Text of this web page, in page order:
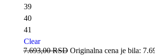
39
40
41
Clear
7.693,00RSD Originalna cena je bila: